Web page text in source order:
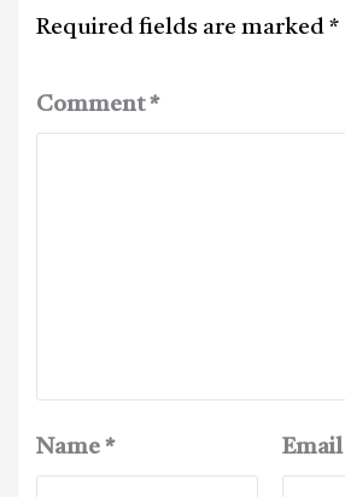
Required fields are marked *
Comment*
Name * Email